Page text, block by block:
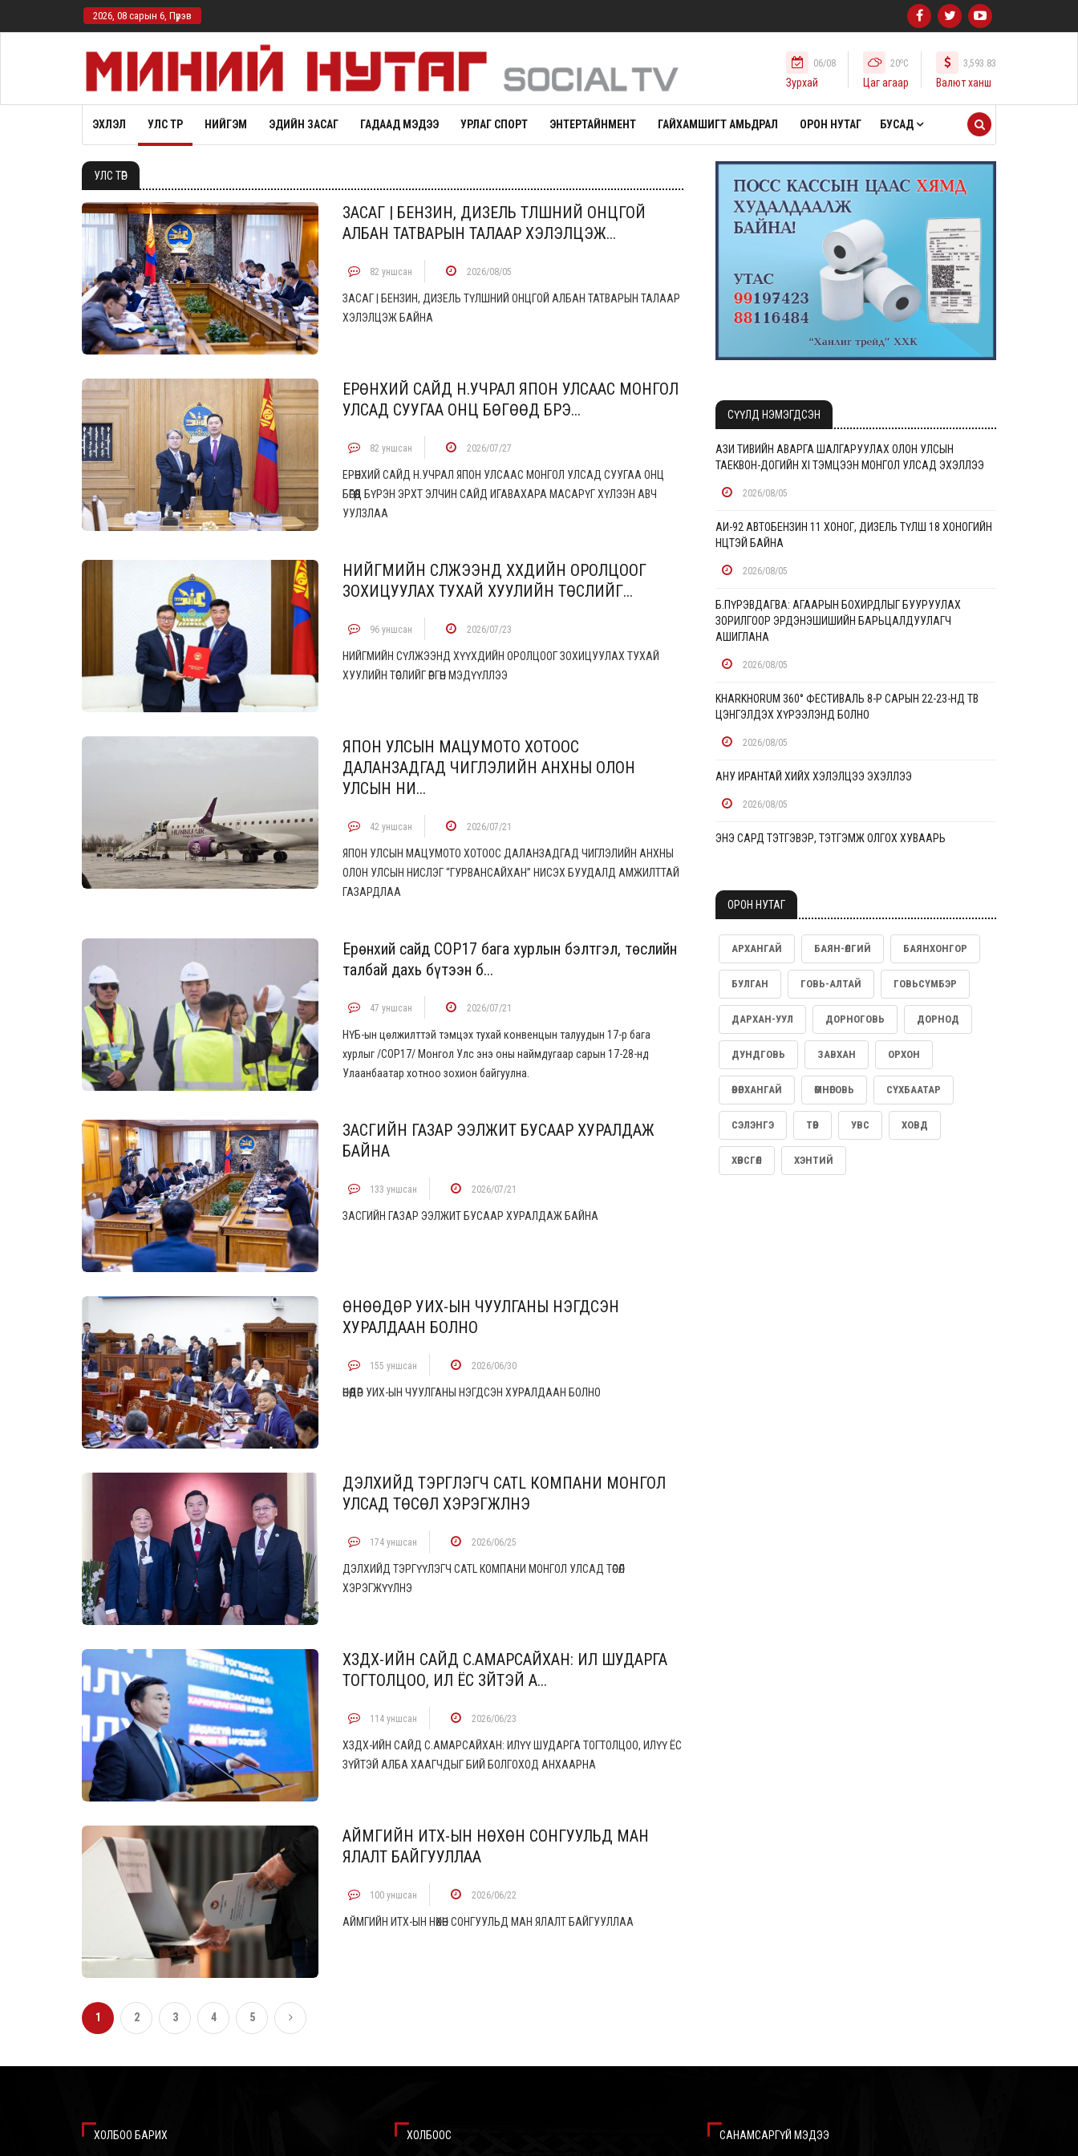
2026, 08 сарын 6, Пүрэв
06/08
Зурхай
20oC
Цаг агаар
3,593.83
Валют ханш
ЭХЛЭЛ УЛС ТӨР НИЙГЭМ ЭДИЙН ЗАСАГ ГАДААД МЭДЭЭ УРЛАГ СПОРТ ЭНТЕРТАЙНМЕНТ ГАЙХАМШИГТ АМЬДРАЛ ОРОН НУТАГ БУСАД
УЛС ТӨР
ЗАСАГ | БЕНЗИН, ДИЗЕЛЬ ТҮЛШНИЙ ОНЦГОЙ
АЛБАН ТАТВАРЫН ТАЛААР ХЭЛЭЛЦЭЖ...
82 уншсан 2026/08/05
ЗАСАГ | БЕНЗИН, ДИЗЕЛЬ ТҮЛШНИЙ ОНЦГОЙ АЛБАН ТАТВАРЫН ТАЛААР
ХЭЛЭЛЦЭЖ БАЙНА
ЕРӨНХИЙ САЙД Н.УЧРАЛ ЯПОН УЛСААС МОНГОЛ
УЛСАД СУУГАА ОНЦ БӨГӨӨД БҮРЭ...
82 уншсан 2026/07/27
ЕРӨНХИЙ САЙД Н.УЧРАЛ ЯПОН УЛСААС МОНГОЛ УЛСАД СУУГАА ОНЦ
БӨГӨӨД БҮРЭН ЭРХТ ЭЛЧИН САЙД ИГАВАХАРА МАСАРҮГ ХҮЛЭЭН АВЧ
УУЛЗЛАА
НИЙГМИЙН СҮЛЖЭЭНД ХҮҮХДИЙН ОРОЛЦООГ
ЗОХИЦУУЛАХ ТУХАЙ ХУУЛИЙН ТӨСЛИЙГ...
96 уншсан 2026/07/23
НИЙГМИЙН СҮЛЖЭЭНД ХҮҮХДИЙН ОРОЛЦООГ ЗОХИЦУУЛАХ ТУХАЙ
ХУУЛИЙН ТӨСЛИЙГ ӨРГӨН МЭДҮҮЛЛЭЭ
ЯПОН УЛСЫН МАЦУМОТО ХОТООС
ДАЛАНЗАДГАД ЧИГЛЭЛИЙН АНХНЫ ОЛОН
УЛСЫН НИ...
42 уншсан 2026/07/21
ЯПОН УЛСЫН МАЦУМОТО ХОТООС ДАЛАНЗАДГАД ЧИГЛЭЛИЙН АНХНЫ
ОЛОН УЛСЫН НИСЛЭГ “ГУРВАНСАЙХАН” НИСЭХ БУУДАЛД АМЖИЛТТАЙ
ГАЗАРДЛАА
Ерөнхий сайд СОР17 бага хурлын бэлтгэл, төслийн
талбай дахь бүтээн б...
47 уншсан 2026/07/21
НҮБ-ын цөлжилттэй тэмцэх тухай конвенцын талуудын 17-р бага
хурлыг /СОР17/ Монгол Улс энэ оны наймдугаар сарын 17-28-нд
Улаанбаатар хотноо зохион байгуулна.
ЗАСГИЙН ГАЗАР ЭЭЛЖИТ БУСААР ХУРАЛДАЖ
БАЙНА
133 уншсан 2026/07/21
ЗАСГИЙН ГАЗАР ЭЭЛЖИТ БУСААР ХУРАЛДАЖ БАЙНА
ӨНӨӨДӨР УИХ-ЫН ЧУУЛГАНЫ НЭГДСЭН
ХУРАЛДААН БОЛНО
155 уншсан 2026/06/30
ӨНӨӨДӨР УИХ-ЫН ЧУУЛГАНЫ НЭГДСЭН ХУРАЛДААН БОЛНО
ДЭЛХИЙД ТЭРГҮҮЛЭГЧ CATL КОМПАНИ МОНГОЛ
УЛСАД ТӨСӨЛ ХЭРЭГЖҮҮЛНЭ
174 уншсан 2026/06/25
ДЭЛХИЙД ТЭРГҮҮЛЭГЧ CATL КОМПАНИ МОНГОЛ УЛСАД ТӨСӨЛ
ХЭРЭГЖҮҮЛНЭ
ХЗДХ-ИЙН САЙД С.АМАРСАЙХАН: ИЛҮҮ ШУДАРГА
ТОГТОЛЦОО, ИЛҮҮ ЁС ЗҮЙТЭЙ А...
114 уншсан 2026/06/23
ХЗДХ-ИЙН САЙД С.АМАРСАЙХАН: ИЛҮҮ ШУДАРГА ТОГТОЛЦОО, ИЛҮҮ ЁС
ЗҮЙТЭЙ АЛБА ХААГЧДЫГ БИЙ БОЛГОХОД АНХААРНА
АЙМГИЙН ИТХ-ЫН НӨХӨН СОНГУУЛЬД МАН
ЯЛАЛТ БАЙГУУЛЛАА
100 уншсан 2026/06/22
АЙМГИЙН ИТХ-ЫН НӨХӨН СОНГУУЛЬД МАН ЯЛАЛТ БАЙГУУЛЛАА
1 2 3 4 5
СҮҮЛД НЭМЭГДСЭН
АЗИ ТИВИЙН АВАРГА ШАЛГАРУУЛАХ ОЛОН УЛСЫН
ТАЕКВОН-ДОГИЙН XI ТЭМЦЭЭН МОНГОЛ УЛСАД ЭХЭЛЛЭЭ
2026/08/05
АИ-92 АВТОБЕНЗИН 11 ХОНОГ, ДИЗЕЛЬ ТҮЛШ 18 ХОНОГИЙН
НӨӨЦТЭЙ БАЙНА
2026/08/05
Б.ПҮРЭВДАГВА: АГААРЫН БОХИРДЛЫГ БУУРУУЛАХ
ЗОРИЛГООР ЭРДЭНЭШИШИЙН БАРЬЦАЛДУУЛАГЧ
АШИГЛАНА
2026/08/05
KHARKHORUM 360° ФЕСТИВАЛЬ 8-Р САРЫН 22-23-НД ТӨВ
ЦЭНГЭЛДЭХ ХҮРЭЭЛЭНД БОЛНО
2026/08/05
АНУ ИРАНТАЙ ХИЙХ ХЭЛЭЛЦЭЭ ЭХЭЛЛЭЭ
2026/08/05
ЭНЭ САРД ТЭТГЭВЭР, ТЭТГЭМЖ ОЛГОХ ХУВААРЬ
УУРХАЙЧДЫН ГЭР БҮЛИЙН ГИШҮҮД УУРХАЙН
ҮЙЛДВЭРЛЭЛ, ҮЙЛ АЖИЛЛАГААТАЙ ТАНИЛЦЛАА
2026/08/05
ДАРААХ ЕСӨН ТӨРЛИЙН ТЭЭВРИЙН ХЭРЭГСЭЛ ТЭГШ,
2026/08/05
“NTUH–HOPE JOINT SYMPOSIUM 2026” ХАМТАРСАН
СИМПОЗИУМ АМЖИЛТТАЙ ЗОХИОН БАЙГУУЛАГДЛАА
ЗАСАГ | БЕНЗИН, ДИЗЕЛЬ ТҮЛШНИЙ ОНЦГОЙ АЛБАН
ТАТВАРЫН ТАЛААР ХЭЛЭЛЦЭЖ БАЙНА
2026/08/05
ОРОН НУТАГ
АРХАНГАЙ БАЯН-ӨЛГИЙ БАЯНХОНГОР
БУЛГАН ГОВЬ-АЛТАЙ ГОВЬСҮМБЭР
ДАРХАН-УУЛ ДОРНОГОВЬ ДОРНОД
ДУНДГОВЬ ЗАВХАН ОРХОН
ӨВӨРХАНГАЙ ӨМНӨГОВЬ СҮХБААТАР
СЭЛЭНГЭ ТӨВ УВС ХОВД
ХӨВСГӨЛ ХЭНТИЙ
ХОЛБОО БАРИХ ХОЛБООС САНАМСАРГҮЙ МЭДЭЭ